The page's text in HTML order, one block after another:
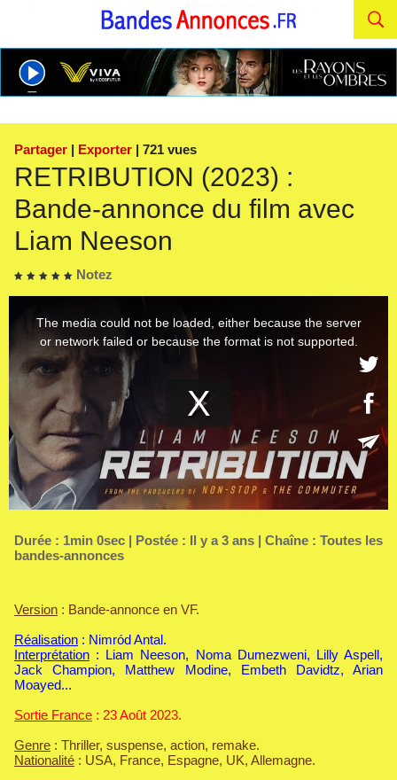
Partager | Exporter | 721 vues
RETRIBUTION (2023) :
Bande-annonce du film avec
Liam Neeson
Notez
Durée : 1min 0sec | Postée : Il y a 3 ans | Chaîne : Toutes les
bandes-annonces
Version : Bande-annonce en VF.
Réalisation : Nimród Antal.
Interprétation : Liam Neeson, Noma Dumezweni, Lilly Aspell,
Jack Champion, Matthew Modine, Embeth Davidtz, Arian
Moayed...
Sortie France : 23 Août 2023.
Genre : Thriller, suspense, action, remake.
Nationalité : USA, France, Espagne, UK, Allemagne.